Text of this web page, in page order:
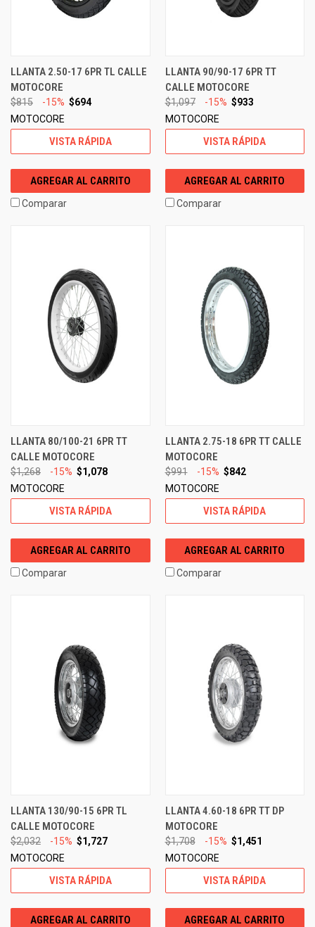
LLANTA 2.50-17 6PR TL CALLE
MOTOCORE
$815 -15% $694
MOTOCORE
VISTA RÁPIDA
AGREGAR AL CARRITO
Comparar
LLANTA 90/90-17 6PR TT
CALLE MOTOCORE
$1,097 -15% $933
MOTOCORE
VISTA RÁPIDA
AGREGAR AL CARRITO
Comparar
LLANTA 80/100-21 6PR TT
CALLE MOTOCORE
$1,268 -15% $1,078
MOTOCORE
VISTA RÁPIDA
AGREGAR AL CARRITO
Comparar
LLANTA 2.75-18 6PR TT CALLE
MOTOCORE
$991 -15% $842
MOTOCORE
VISTA RÁPIDA
AGREGAR AL CARRITO
Comparar
LLANTA 130/90-15 6PR TL
CALLE MOTOCORE
$2,032 -15% $1,727
MOTOCORE
VISTA RÁPIDA
AGREGAR AL CARRITO
LLANTA 4.60-18 6PR TT DP
MOTOCORE
$1,708 -15% $1,451
MOTOCORE
VISTA RÁPIDA
AGREGAR AL CARRITO